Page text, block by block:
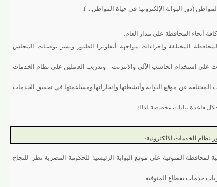
البوابة الإلكترونية في حياة المواطن... ).
المحافظة على مدار العام.
المختلفة وإجراءات مواجهة أنفلونزا الطيور ونشر توصيات المجلس
استخدام الحاسب الآلي والانترنت – وتدريب العاملين على نظام الخدمات
عن موقع البوابة وأنشطتها وإنجازاتها ومساهمتها في تحقيق الخدمات
بيانات مخصصة لذلك.
الخدمات الالكترونية:
المنوفية على موقع البوابة الرئيسية للحكومة المصرية نظرا للنجاح
بقطاع المنوفية .